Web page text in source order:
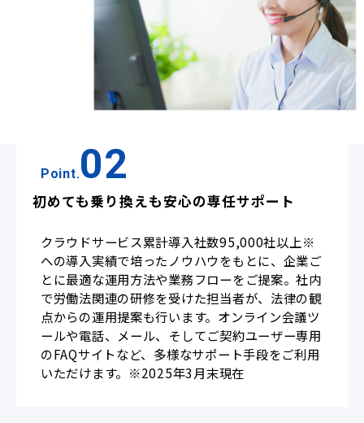
Point.02
初めても乗り換えも安心の専任サポート
クラウドサービス累計導入社数95,000社以上※
への導入実績で培ったノウハウをもとに、企業ご
とに最適な運用方法や業務フローをご提案。社内
で労働法関連の研修を受けた担当者が、法律の観
点からの運用提案も行います。オンライン会議ツ
ールや電話、メール、そしてご契約ユーザー専用
のFAQサイトなど、多様なサポート手段をご利用
いただけます。※2025年3月末現在